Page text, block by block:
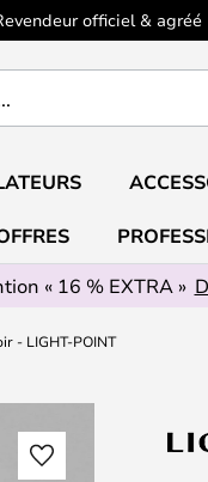
officiel & agréé
« 16 % EXTRA »
- LIGHT-POINT